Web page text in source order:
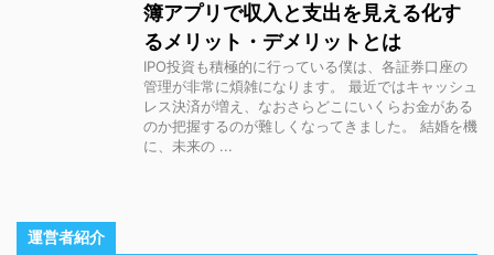
簿アプリで収入と支出を見える化す
るメリット・デメリットとは
IPO投資も積極的に行っている僕は、各証券口座の
管理が非常に煩雑になります。 最近ではキャッシュ
レス決済が増え、なおさらどこにいくらお金がある
のか把握するのが難しくなってきました。 結婚を機
に、未来の ...
運営者紹介